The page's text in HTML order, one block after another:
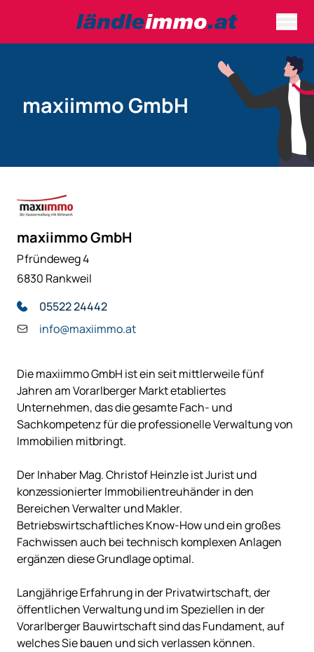
maxiimmo GmbH
maxiimmo GmbH
Pfründeweg 4
6830 Rankweil
05522 24442
info@maxiimmo.at
Die maxiimmo GmbH ist ein seit mittlerweile fünf
Jahren am Vorarlberger Markt etabliertes
Unternehmen, das die gesamte Fach- und
Sachkompetenz für die professionelle Verwaltung von
Immobilien mitbringt.
Der Inhaber Mag. Christof Heinzle ist Jurist und
konzessionierter Immobilientreuhänder in den
Bereichen Verwalter und Makler.
Betriebswirtschaftliches Know-How und ein großes
Fachwissen auch bei technisch komplexen Anlagen
ergänzen diese Grundlage optimal.
Langjährige Erfahrung in der Privatwirtschaft, der
öffentlichen Verwaltung und im Speziellen in der
Vorarlberger Bauwirtschaft sind das Fundament, auf
welches Sie bauen und sich verlassen können.